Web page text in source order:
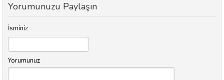
Yorumunuzu Paylaşın
İsminiz
Yorumunuz